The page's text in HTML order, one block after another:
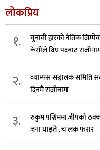
लोकप्रिय
१.
चुनावी हारको नैतिक
केसीले दिए पदबाट
२.
क्याम्पस सञ्चालक समिति
दिनमै राजीनामा
३.
रुकुम पश्चिममा जीपको
जना घाइते , चालक फरार